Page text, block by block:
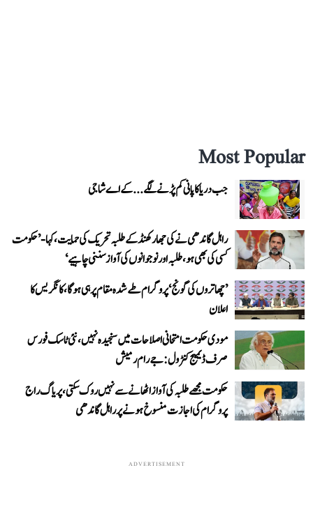
Most Popular
جب دریا کا پانی کم پڑنے لگے...کے اے شاجی
راہل گاندھی نے کی جھارکھنڈ کے طلبہ تحریک کی حمایت، کہا- ’حکومت
کسی کی بھی ہو، طلبہ اور نوجوانوں کی آواز سننی چاہیے‘
’چھاتروں کی گونج‘ پروگرام طے شدہ مقام پر ہی ہوگا، کانگریس کا
اعلان
مودی حکومت امتحانی اصلاحات میں سنجیدہ نہیں، نئی ٹاسک فورس
صرف ڈیمیج کنٹرول: جے رام رمیش
حکومت مجھے طلبہ کی آواز اٹھانے سے نہیں روک سکتی، پریاگ راج
پروگرام کی اجازت منسوخ ہونے پر راہل گاندھی
ADVERTISEMENT